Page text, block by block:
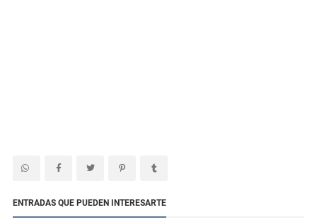
ENTRADAS QUE PUEDEN INTERESARTE